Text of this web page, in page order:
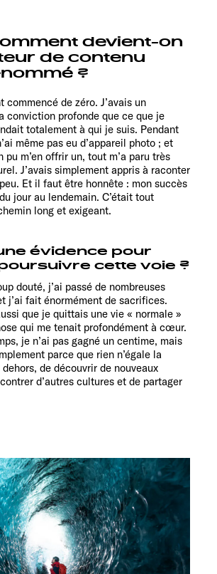
devient-on
de contenu
?
commencé de zéro. J’avais un
conviction profonde que ce que je
totalement à qui je suis. Pendant
même pas eu d’appareil photo ; et
pu m’en offrir un, tout m’a paru très
J’avais simplement appris à raconter
Et il faut être honnête : mon succès
jour au lendemain. C’était tout
long et exigeant.
évidence pour
cette voie ?
douté, j’ai passé de nombreuses
j’ai fait énormément de sacrifices.
que je quittais une vie « normale »
qui me tenait profondément à cœur.
je n’ai pas gagné un centime, mais
parce que rien n’égale la
dehors, de découvrir de nouveaux
d’autres cultures et de partager